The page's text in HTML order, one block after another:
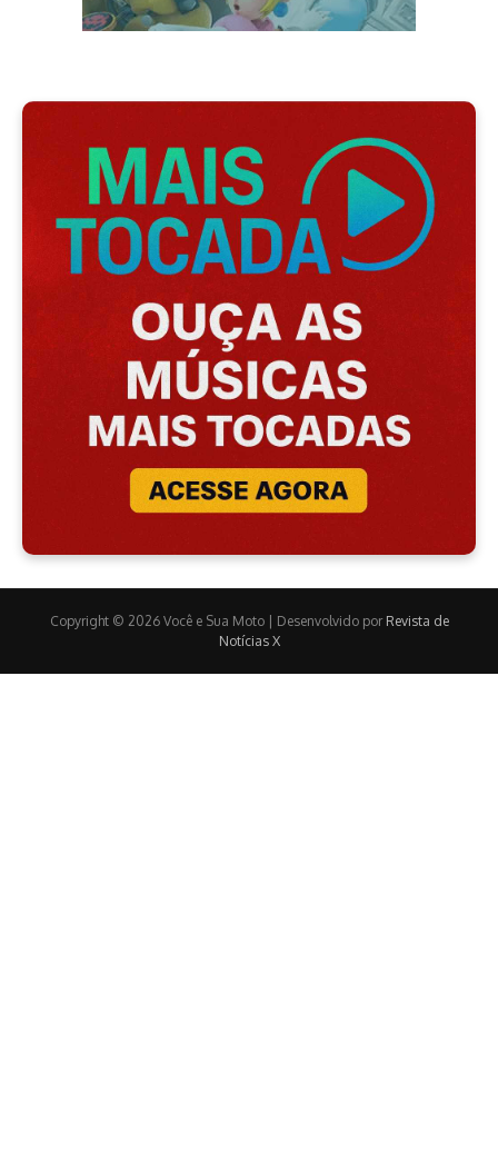
Copyright © 2026 Você e Sua Moto | Desenvolvido por Revista de
Notícias X